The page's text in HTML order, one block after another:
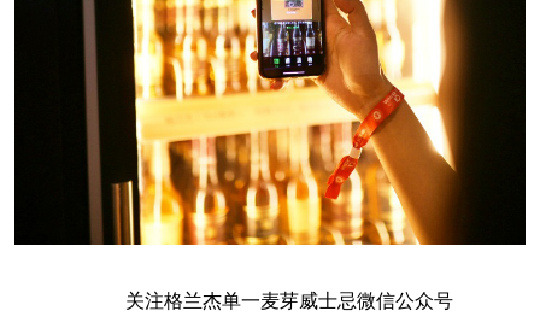
关注格兰杰单一麦芽威士忌微信公众号